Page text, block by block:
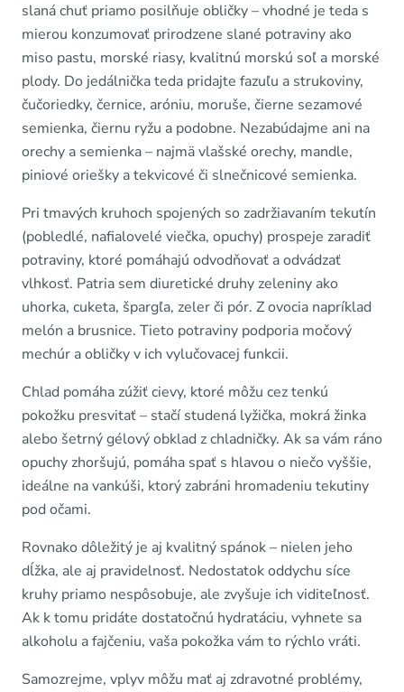
slaná chuť priamo posilňuje obličky – vhodné je teda s
mierou konzumovať prirodzene slané potraviny ako
miso pastu, morské riasy, kvalitnú morskú soľ a morské
plody. Do jedálnička teda pridajte fazuľu a strukoviny,
čučoriedky, černice, aróniu, moruše, čierne sezamové
semienka, čiernu ryžu a podobne. Nezabúdajme ani na
orechy a semienka – najmä vlašské orechy, mandle,
piniové oriešky a tekvicové či slnečnicové semienka.
Pri tmavých kruhoch spojených so zadržiavaním tekutín
(pobledlé, nafialovelé viečka, opuchy) prospeje zaradiť
potraviny, ktoré pomáhajú odvodňovať a odvádzať
vlhkosť. Patria sem diuretické druhy zeleniny ako
uhorka, cuketa, špargľa, zeler či pór. Z ovocia napríklad
melón a brusnice. Tieto potraviny podporia močový
mechúr a obličky v ich vylučovacej funkcii.
Chlad pomáha zúžiť cievy, ktoré môžu cez tenkú
pokožku presvitať – stačí studená lyžička, mokrá žinka
alebo šetrný gélový obklad z chladničky. Ak sa vám ráno
opuchy zhoršujú, pomáha spať s hlavou o niečo vyššie,
ideálne na vankúši, ktorý zabráni hromadeniu tekutiny
pod očami.
Rovnako dôležitý je aj kvalitný spánok – nielen jeho
dĺžka, ale aj pravidelnosť. Nedostatok oddychu síce
kruhy priamo nespôsobuje, ale zvyšuje ich viditeľnosť.
Ak k tomu pridáte dostatočnú hydratáciu, vyhnete sa
alkoholu a fajčeniu, vaša pokožka vám to rýchlo vráti.
Samozrejme, vplyv môžu mať aj zdravotné problémy,